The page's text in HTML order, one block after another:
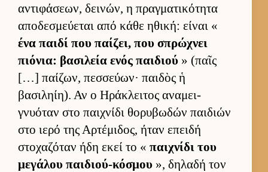
αντιφάσεων, δει­νών, η πραγ­ματικότητα
αποδεσμεύ­εται από κάθε ηθική: εί­ναι «
ένα παιδί που παί­ζει, που σπρώχνει
πιόνια: βασιλεία ενός παι­διού » (παῖς
[…] παί­ζων, πεσ­σεύ­ων· παι­δὸς ἡ
βασιληίη). Αν ο Ηράκλει­τος αναμει­
γνυόταν στο παι­χνίδι θορυβωδών παι­διών
στο ιερό της Αρ­τέμιδος, ήταν επειδή
στοχαζόταν ήδη εκεί το « παι­χνίδι του
μεγάλου παι­διού-κόσμου », δηλαδή τον